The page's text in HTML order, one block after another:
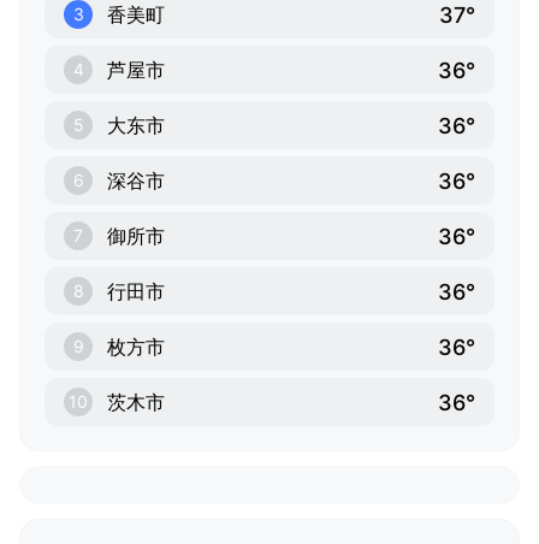
3 香美町 37°
4 芦屋市 36°
5 大东市 36°
6 深谷市 36°
7 御所市 36°
8 行田市 36°
9 枚方市 36°
10 茨木市 36°